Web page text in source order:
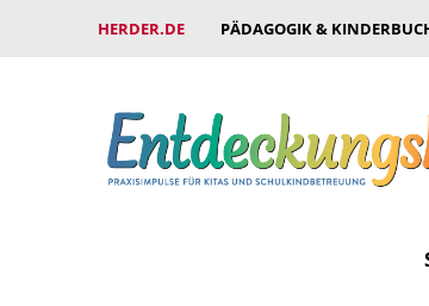
HERDER.DE PÄDAGOGIK &